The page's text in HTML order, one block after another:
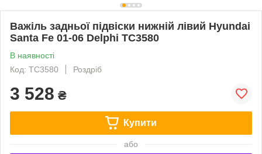
Важіль задньої підвіски нижній лівий Hyundai
Santa Fe 01-06 Delphi TC3580
В наявності
Код: TC3580
Роздріб
3 528 ₴
Купити
або